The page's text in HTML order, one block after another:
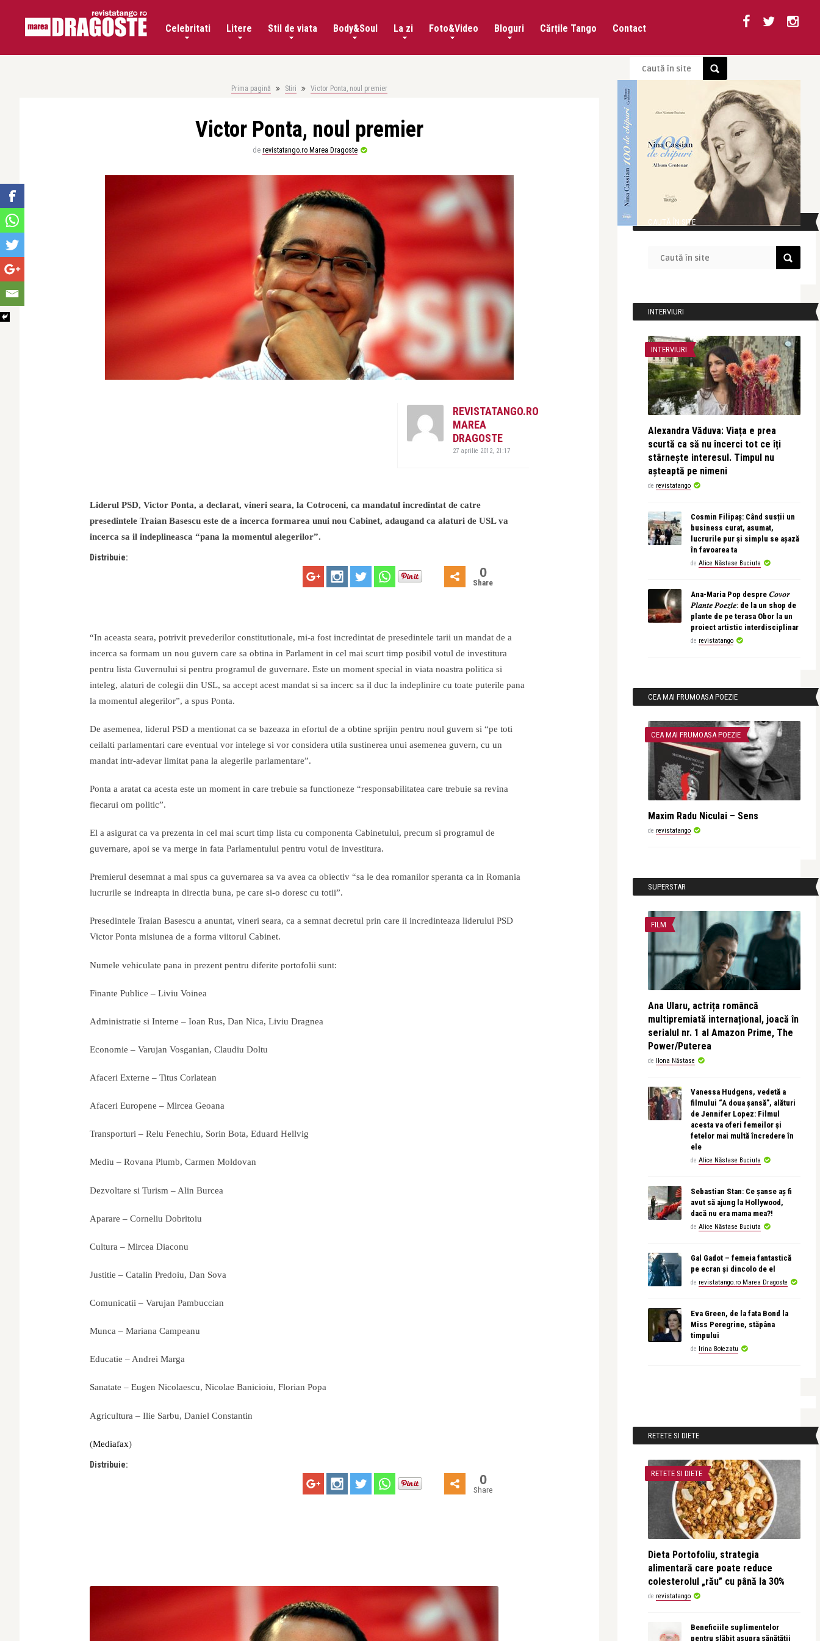
Celebritati Litere Stil de viata Body&Soul La zi Foto&Video Bloguri Cărțile Tango Contact
Prima pagină Stiri Victor Ponta, noul premier
Victor Ponta, noul premier
de revistatango.ro Marea Dragoste
REVISTATANGO.RO
MAREA
DRAGOSTE
27 aprilie 2012, 21:17
Liderul PSD, Victor Ponta, a declarat, vineri seara, la Cotroceni, ca mandatul incredintat de catre
presedintele Traian Basescu este de a incerca formarea unui nou Cabinet, adaugand ca alaturi de USL va
incerca sa il indeplineasca “pana la momentul alegerilor”.
Distribuie:
0
Share
“In aceasta seara, potrivit prevederilor constitutionale, mi-a fost incredintat de presedintele tarii un mandat de a
incerca sa formam un nou guvern care sa obtina in Parlament in cel mai scurt timp posibil votul de investitura
pentru lista Guvernului si pentru programul de guvernare. Este un moment special in viata noastra politica si
inteleg, alaturi de colegii din USL, sa accept acest mandat si sa incerc sa il duc la indeplinire cu toate puterile pana
la momentul alegerilor”, a spus Ponta.
De asemenea, liderul PSD a mentionat ca se bazeaza in efortul de a obtine sprijin pentru noul guvern si “pe toti
ceilalti parlamentari care eventual vor intelege si vor considera utila sustinerea unui asemenea guvern, cu un
mandat intr-adevar limitat pana la alegerile parlamentare”.
Ponta a aratat ca acesta este un moment in care trebuie sa functioneze “responsabilitatea care trebuie sa revina
fiecarui om politic”.
El a asigurat ca va prezenta in cel mai scurt timp lista cu componenta Cabinetului, precum si programul de
guvernare, apoi se va merge in fata Parlamentului pentru votul de investitura.
Premierul desemnat a mai spus ca guvernarea sa va avea ca obiectiv “sa le dea romanilor speranta ca in Romania
lucrurile se indreapta in directia buna, pe care si-o doresc cu totii”.
Presedintele Traian Basescu a anuntat, vineri seara, ca a semnat decretul prin care ii incredinteaza liderului PSD
Victor Ponta misiunea de a forma viitorul Cabinet.
Numele vehiculate pana in prezent pentru diferite portofolii sunt:
Finante Publice – Liviu Voinea
Administratie si Interne – Ioan Rus, Dan Nica, Liviu Dragnea
Economie – Varujan Vosganian, Claudiu Doltu
Afaceri Externe – Titus Corlatean
Afaceri Europene – Mircea Geoana
Transporturi – Relu Fenechiu, Sorin Bota, Eduard Hellvig
Mediu – Rovana Plumb, Carmen Moldovan
Dezvoltare si Turism – Alin Burcea
Aparare – Corneliu Dobritoiu
Cultura – Mircea Diaconu
Justitie – Catalin Predoiu, Dan Sova
Comunicatii – Varujan Pambuccian
Munca – Mariana Campeanu
Educatie – Andrei Marga
Sanatate – Eugen Nicolaescu, Nicolae Banicioiu, Florian Popa
Agricultura – Ilie Sarbu, Daniel Constantin
(Mediafax)
Distribuie:
0
Share
CAUTĂ ÎN SITE
INTERVIURI
INTERVIURI
Alexandra Văduva: Viața e prea
scurtă ca să nu încerci tot ce îți
stârnește interesul. Timpul nu
așteaptă pe nimeni
de revistatango
Cosmin Filipaș: Când susții un
business curat, asumat,
lucrurile pur și simplu se așază
în favoarea ta
de Alice Năstase Buciuta
Ana-Maria Pop despre 𝐶𝑜𝑣𝑜𝑟
𝑃𝑙𝑎𝑛𝑡𝑒 𝑃𝑜𝑒𝑧𝑖𝑒: de la un shop de
plante de pe terasa Obor la un
proiect artistic interdisciplinar
de revistatango
CEA MAI FRUMOASA POEZIE
CEA MAI FRUMOASA POEZIE
Maxim Radu Niculai – Sens
de revistatango
SUPERSTAR
FILM
Ana Ularu, actrița româncă
multipremiată internațional, joacă în
serialul nr. 1 al Amazon Prime, The
Power/Puterea
de Ilona Năstase
Vanessa Hudgens, vedetă a
filmului “A doua șansă”, alături
de Jennifer Lopez: Filmul
acesta va oferi femeilor și
fetelor mai multă încredere în
ele
de Alice Năstase Buciuta
Sebastian Stan: Ce șanse aș fi
avut să ajung la Hollywood,
dacă nu era mama mea?!
de Alice Năstase Buciuta
Gal Gadot – femeia fantastică
pe ecran și dincolo de el
de revistatango.ro Marea Dragoste
Eva Green, de la fata Bond la
Miss Peregrine, stăpâna
timpului
de Irina Botezatu
RETETE SI DIETE
RETETE SI DIETE
Dieta Portofoliu, strategia
alimentară care poate reduce
colesterolul „rău” cu până la 30%
de revistatango
Beneficiile suplimentelor
pentru slăbit asupra sănătății